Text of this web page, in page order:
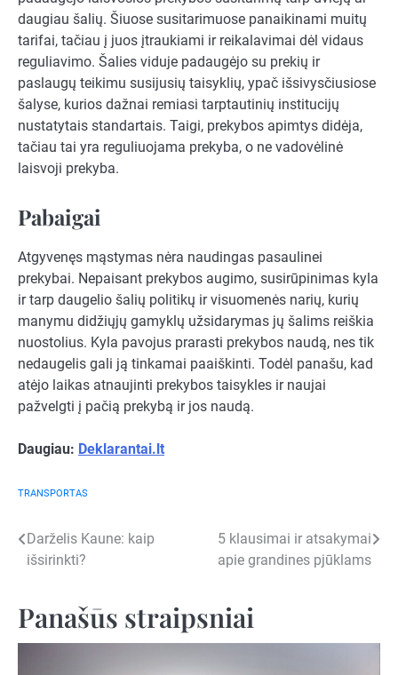
daugiau šalių. Šiuose susitarimuose panaikinami muitų
tarifai, tačiau į juos įtraukiami ir reikalavimai dėl vidaus
reguliavimo. Šalies viduje padaugėjo su prekių ir
paslaugų teikimu susijusių taisyklių, ypač išsivysčiusiose
šalyse, kurios dažnai remiasi tarptautinių institucijų
nustatytais standartais. Taigi, prekybos apimtys didėja,
tačiau tai yra reguliuojama prekyba, o ne vadovėlinė
laisvoji prekyba.
Pabaigai
Atgyvenęs mąstymas nėra naudingas pasaulinei
prekybai. Nepaisant prekybos augimo, susirūpinimas kyla
ir tarp daugelio šalių politikų ir visuomenės narių, kurių
manymu didžiųjų gamyklų užsidarymas jų šalims reiškia
nuostolius. Kyla pavojus prarasti prekybos naudą, nes tik
nedaugelis gali ją tinkamai paaiškinti. Todėl panašu, kad
atėjo laikas atnaujinti prekybos taisykles ir naujai
pažvelgti į pačią prekybą ir jos naudą.
Daugiau: Deklarantai.lt
TRANSPORTAS
Navigacija
įrašų
Darželis Kaune: kaip
išsirinkti?
5 klausimai ir atsakymai
apie grandines pjūklams
Panašūs straipsniai